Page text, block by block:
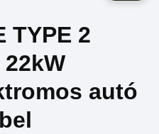
TYPE 2
autó